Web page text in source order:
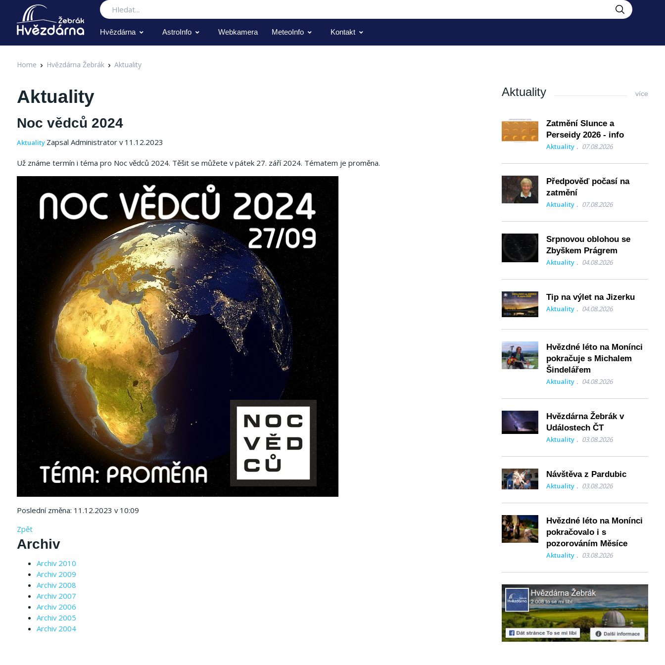
Hledat
Hvězdárna AstroInfo Webkamera MeteoInfo Kontakt
Home Hvězdárna Žebrák Aktuality
Aktuality
Noc vědců 2024
Aktuality Zapsal Administrator v 11.12.2023
Už známe termín i téma pro Noc vědců 2024. Těšit se můžete v pátek 27. září 2024. Tématem je proměna.
Poslední změna: 11.12.2023 v 10:09
Zpět
Archiv
Archiv 2010
Archiv 2009
Archiv 2008
Archiv 2007
Archiv 2006
Archiv 2005
Archiv 2004
Aktuality více
Zatmění Slunce a
Perseidy 2026 - info
Aktuality 07.08.2026
Předpověď počasí na
zatmění
Aktuality 07.08.2026
Srpnovou oblohou se
Zbyškem Prágrem
Aktuality 04.08.2026
Tip na výlet na Jizerku
Aktuality 04.08.2026
Hvězdné léto na Monínci
pokračuje s Michalem
Šindelářem
Aktuality 04.08.2026
Hvězdárna Žebrák v
Událostech ČT
Aktuality 03.08.2026
Návštěva z Pardubic
Aktuality 03.08.2026
Hvězdné léto na Monínci
pokračovalo i s
pozorováním Měsíce
Aktuality 03.08.2026